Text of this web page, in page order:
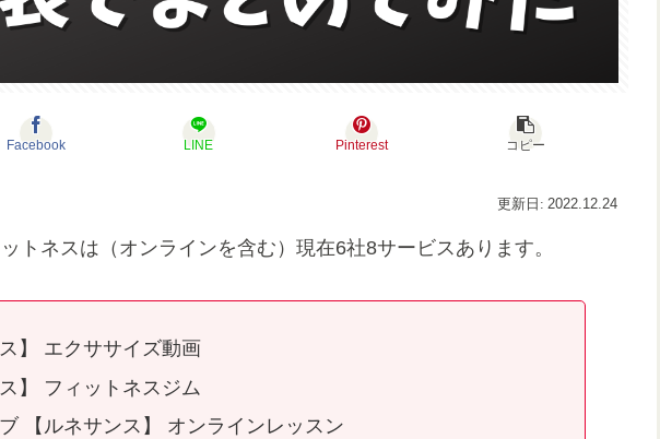
Facebook LINE Pinterest コピー
2022.12.24
トネスは（オンラインを含む）現在6社8サービスあります。
】 エクササイズ動画
】 フィットネスジム
【ルネサンス】 オンラインレッスン